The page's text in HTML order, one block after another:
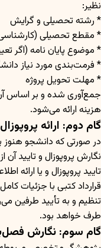
نظیر:
* رشته تحصیلی و گرایش
* مقطع تحصیلی (کارشناسی
* موضوع پایان نامه (اگر
* فرمت‌بندی مورد نیاز
* مهلت تحویل پروژه
جمع‌آوری شده و بر اساس
هزینه ارائه می‌شود.
گام دوم: ارائه
در صورتی که دانشجو هنوز
نگارش پروپوزال و تایید
تایید پروپوزال و یا ارائه
قرارداد کتبی با جزئیات
تنظیم و به تأیید طرفین
طرف خواهد بود.
گام سوم: نگارش